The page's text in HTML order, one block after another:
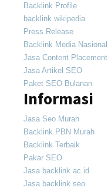
Backlink Profile
backlink wikipedia
Press Release
Backlink Media Nasional
Jasa Content Placement
Jasa Artikel SEO
Paket SEO Bulanan
Informasi
Jasa Seo Murah
Backlink PBN Murah
Backlink Terbaik
Pakar SEO
Jasa backlink ac id
Jasa backlink seo